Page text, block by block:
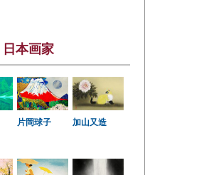
日本画家
片岡球子 加山又造